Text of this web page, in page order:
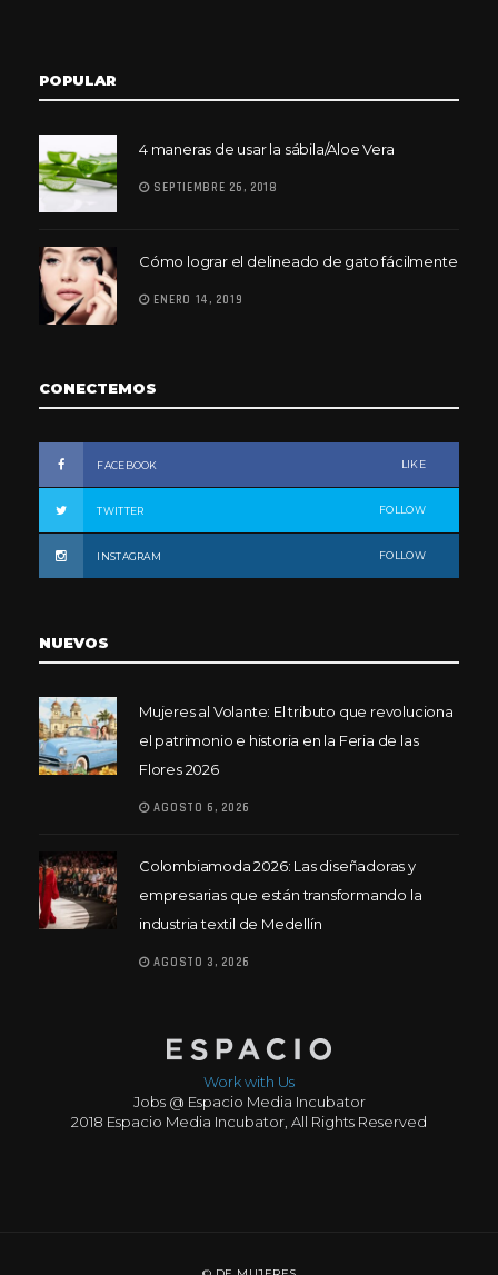
POPULAR
4 maneras de usar la sábila/Aloe Vera
SEPTIEMBRE 26, 2018
Cómo lograr el delineado de gato fácilmente
ENERO 14, 2019
CONECTEMOS
FACEBOOK LIKE
TWITTER FOLLOW
INSTAGRAM FOLLOW
NUEVOS
Mujeres al Volante: El tributo que revoluciona
el patrimonio e historia en la Feria de las
Flores 2026
AGOSTO 6, 2026
Colombiamoda 2026: Las diseñadoras y
empresarias que están transformando la
industria textil de Medellín
AGOSTO 3, 2026
Work with Us
Jobs @ Espacio Media Incubator
2018 Espacio Media Incubator, All Rights Reserved